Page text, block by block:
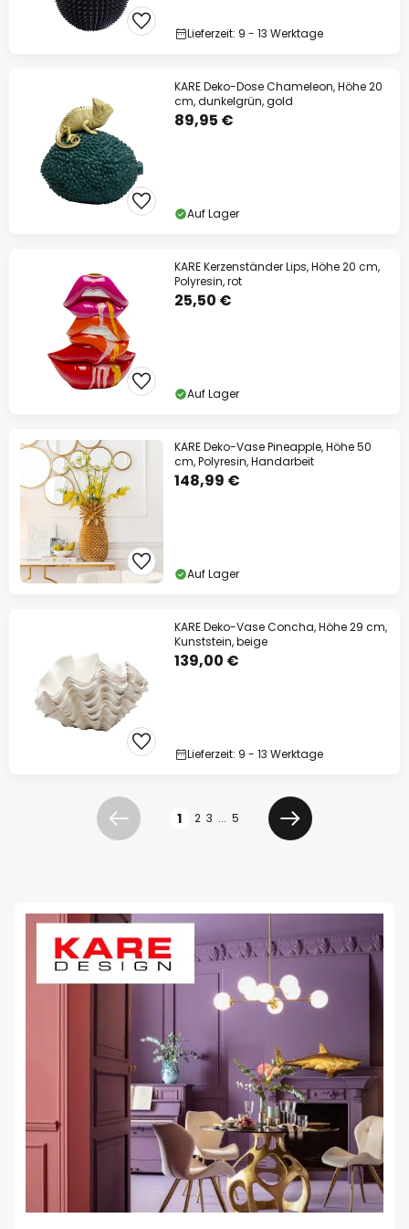
Lieferzeit: 9 - 13 Werktage
KARE Deko-Dose Chameleon, Höhe 20
cm, dunkelgrün, gold
89,95 €
Auf Lager
KARE Kerzenständer Lips, Höhe 20 cm,
Polyresin, rot
25,50 €
Auf Lager
KARE Deko-Vase Pineapple, Höhe 50
cm, Polyresin, Handarbeit
148,99 €
Auf Lager
KARE Deko-Vase Concha, Höhe 29 cm,
Kunststein, beige
139,00 €
Lieferzeit: 9 - 13 Werktage
Zurück 1 2 3 ... 5
Weiter